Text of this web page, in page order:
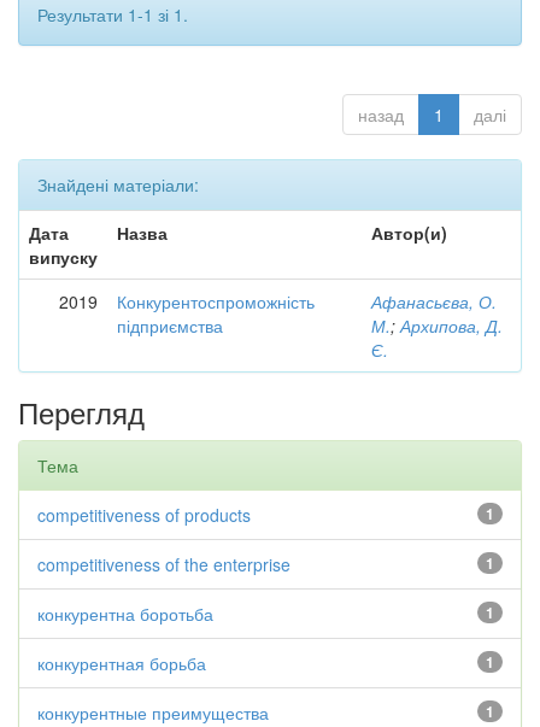
Результати 1-1 зі 1.
назад 1 далі
Знайдені матеріали:
Дата
випуску
Назва Автор(и)
2019
Конкурентоспроможність
підприємства
Афанасьєва, О.
М.;Архипова, Д.
Є.
Перегляд
Тема
1
competitiveness of products
1
competitiveness of the enterprise
1
конкурентна боротьба
1
конкурентная борьба
1
конкурентные преимущества